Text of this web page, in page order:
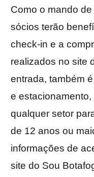
Como o mando
sócios terão
check-in e a
realizados no site
entrada, também
e
qualquer setor
de 12 anos ou
informações de
site do Sou